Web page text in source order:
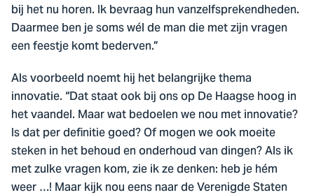
bij het nu horen. Ik bevraag hun vanzelfsprekendheden.
Daarmee ben je soms wél de man die met zijn vragen
een feestje komt bederven.”
Als voorbeeld noemt hij het belangrijke thema
innovatie. “Dat staat ook bij ons op De Haagse hoog in
het vaandel. Maar wat bedoelen we nou met innovatie?
Is dat per definitie goed? Of mogen we ook moeite
steken in het behoud en onderhoud van dingen? Als ik
met zulke vragen kom, zie ik ze denken: heb je hém
weer …! Maar kijk nou eens naar de Verenigde Staten